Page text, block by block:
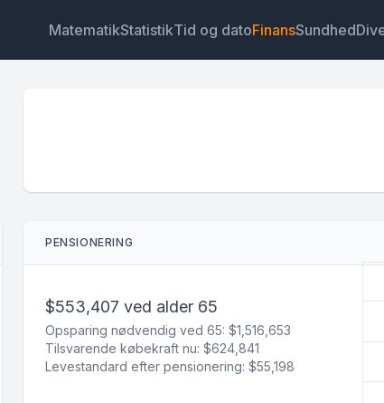
MatematikStatistikTid og datoFinansSundhed
PENSIONERING
$553,407 ved alder 65
Opsparing nødvendig ved 65: $1,516,653
Tilsvarende købekraft nu: $624,841
Levestandard efter pensionering: $55,198